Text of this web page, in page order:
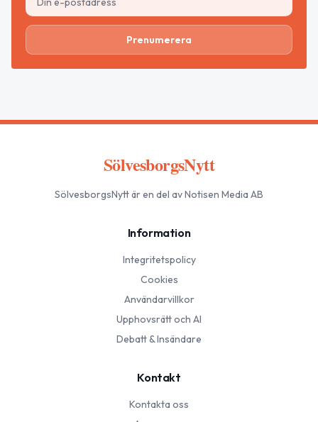
Prenumerera
SölvesborgsNytt
SölvesborgsNyttär en del av Notisen Media AB
Information
Integritetspolicy
Cookies
Användarvillkor
Upphovsrätt och AI
Debatt & Insändare
Kontakt
Kontakta oss